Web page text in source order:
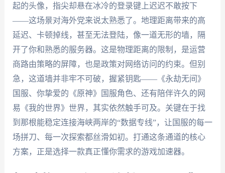
起的头像，指尖却悬在冰冷的登录键上迟迟不敢按下
——这场景对海外党来说太熟悉了。地理距离带来的高
延迟、卡顿掉线，甚至无法登陆，像一道无形的墙，隔
开了你和熟悉的服务器。这是物理距离的限制，是运营
商路由策略的屏障，也是政策对网络访问的约束。但别
急，这道墙并非牢不可破，握紧钥匙——《永劫无间》
国服、你挚爱的《原神》国服角色、还有陪伴许久的网
易《我的世界》世界，其实依然触手可及。关键在于找
到那根能稳定连接海峡两岸的“数据专线”，让国服的每一
场拼刀、每一次探索都丝滑如初。打通这条通道的核心
方案，正是选择一款真正懂你需求的游戏加速器。